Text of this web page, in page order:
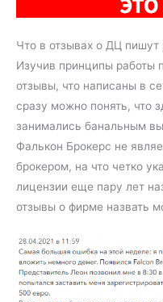
Что в отзывах о ДЦ пишут
Изучив принципы работы
отзывы, что написаны в
сразу можно понять, что
занимались банальным
Фалькон Брокерс не
брокером, на что четко
лицензии еще пару лет
отзывы о фирме назвать